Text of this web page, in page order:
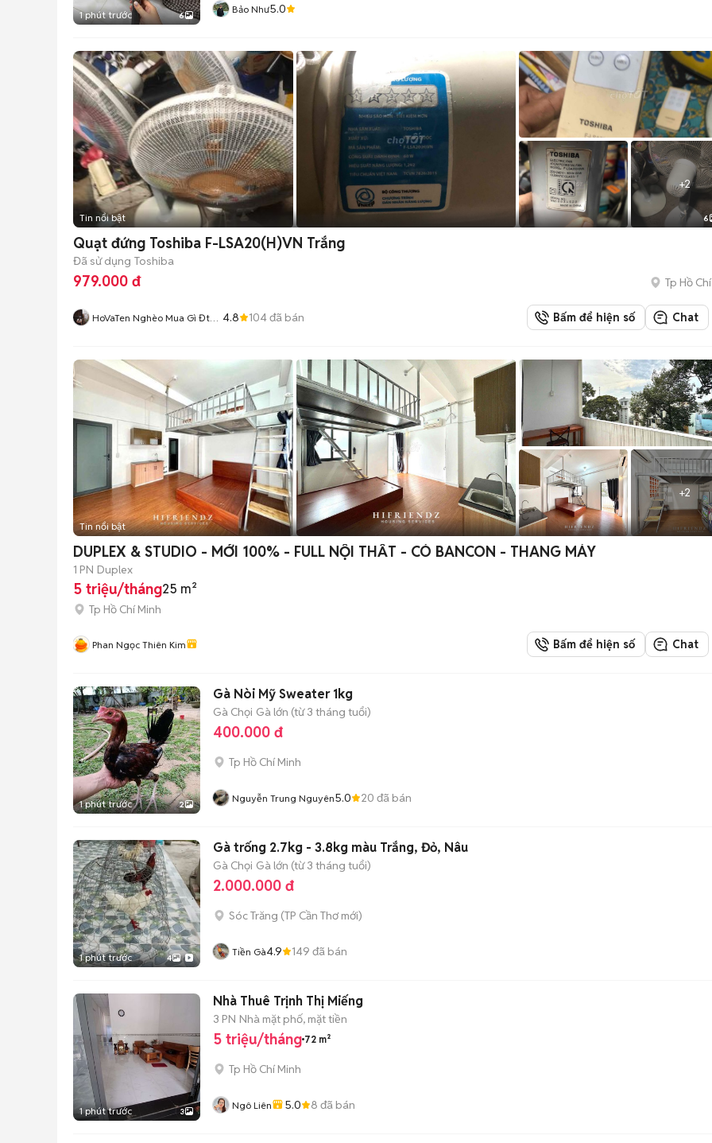
1 phút trước 6 Bảo Như5.0
+2
Tin nổi bật 6
Quạt đứng Toshiba F-LSA20(H)VN Trắng
Đã sử dụng Toshiba
979.000 đ Tp Hồ
HoVaTen Nghèo Mua Gì Đt
4.8 104đã bán Bấm để hiện số Chat
+2
Tin nổi bật
DUPLEX & STUDIO - MỚI 100% - FULL NỘI THẤT - CÓ BANCON - THANG MÁY
1 PN Duplex
5 triệu/tháng25 m²
Tp Hồ Chí Minh
Phan Ngọc Thiên Kim Bấm để hiện số Chat
1 phút trước 2
Gà Nòi Mỹ Sweater 1kg
Gà Chọi Gà lớn (từ 3 tháng tuổi)
400.000 đ
Tp Hồ Chí Minh
Nguyễn Trung Nguyên5.0 20 đã bán
1 phút trước 4
Gà trống 2.7kg - 3.8kg màu Trắng, Đỏ, Nâu
Gà Chọi Gà lớn (từ 3 tháng tuổi)
2.000.000 đ
Sóc Trăng (TP Cần Thơmới)
Tiền Gà4.9 149 đã bán
1 phút trước 3
Nhà Thuê Trịnh Thị Miếng
3 PN Nhà mặt phố, mặt tiền
5 triệu/tháng 72 m²
Tp Hồ Chí Minh
Ngô Liên 5.0 8 đã bán